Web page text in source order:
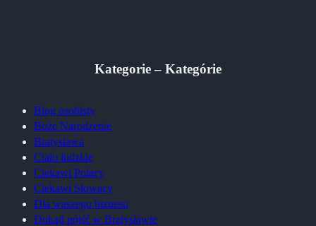
Kategorie – Kategórie
Blog osobisty
Boże Narodzenie
Bratysława
Ciało ludzkie
Ciekawi Polacy
Ciekawi Słowacy
Dla waszego biznesu
Dokąd pójść w Bratysławie